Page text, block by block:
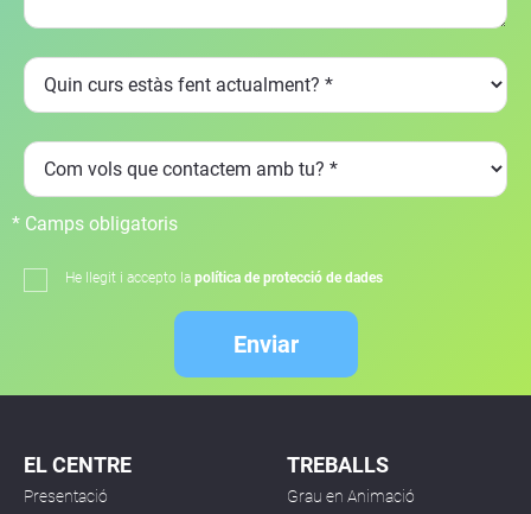
* Camps obligatoris
He llegit i accepto la política de protecció de dades
Enviar
EL CENTRE
Presentació
TREBALLS
Grau en Animació